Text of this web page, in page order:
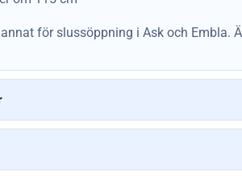
för slussöppning i Ask och Embla.